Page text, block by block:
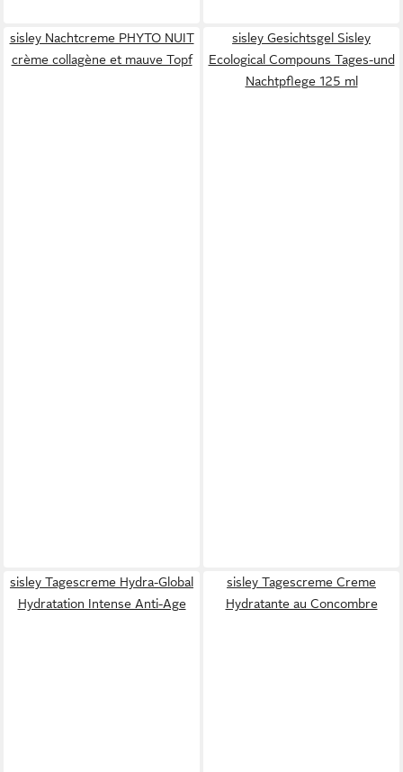
sisley Nachtcreme PHYTO NUIT
crème collagène et mauve Topf
sisley Gesichtsgel Sisley
Ecological Compouns Tages-und
Nachtpflege 125 ml
sisley Tagescreme Hydra-Global
Hydratation Intense Anti-Age
sisley Tagescreme Creme
Hydratante au Concombre